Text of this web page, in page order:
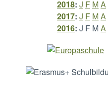
2018: J F MA
2017: J F MA
2016: J F MA